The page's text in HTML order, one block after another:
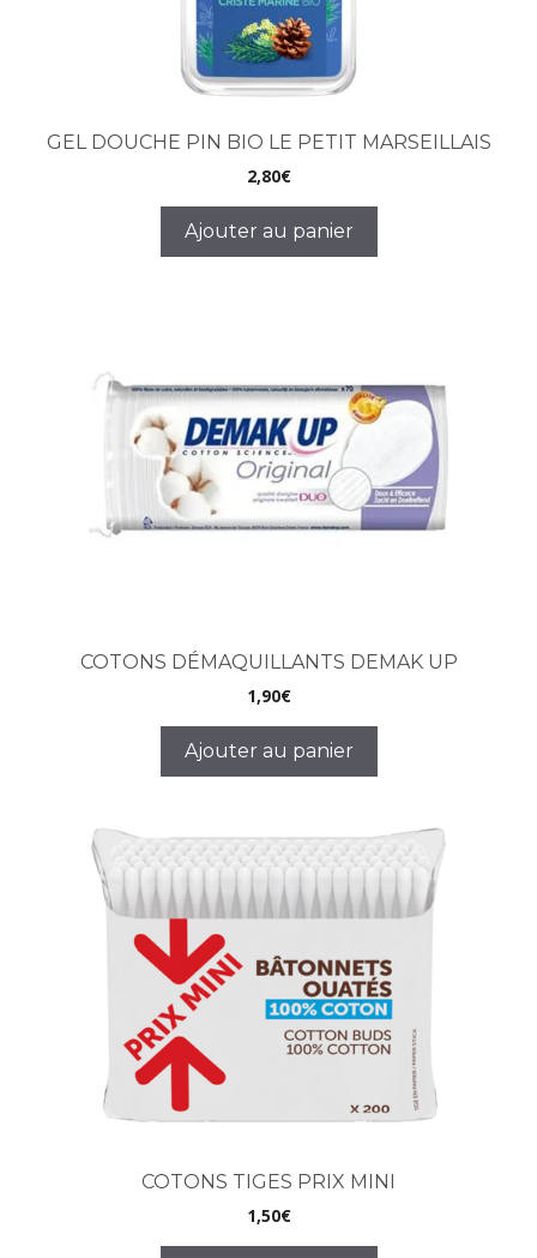
GEL DOUCHE PIN BIO LE PETIT MARSEILLAIS
2,80€
Ajouter au panier
COTONS DÉMAQUILLANTS DEMAK UP
1,90€
Ajouter au panier
COTONS TIGES PRIX MINI
1,50€